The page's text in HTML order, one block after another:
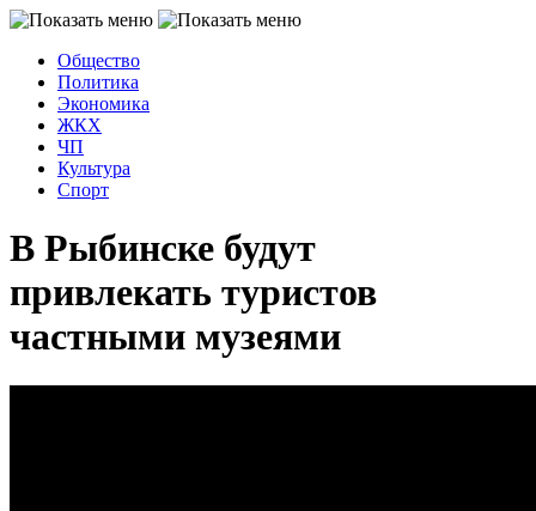
Общество
Политика
Экономика
ЖКХ
ЧП
Культура
Спорт
В Рыбинске будут
привлекать туристов
частными музеями